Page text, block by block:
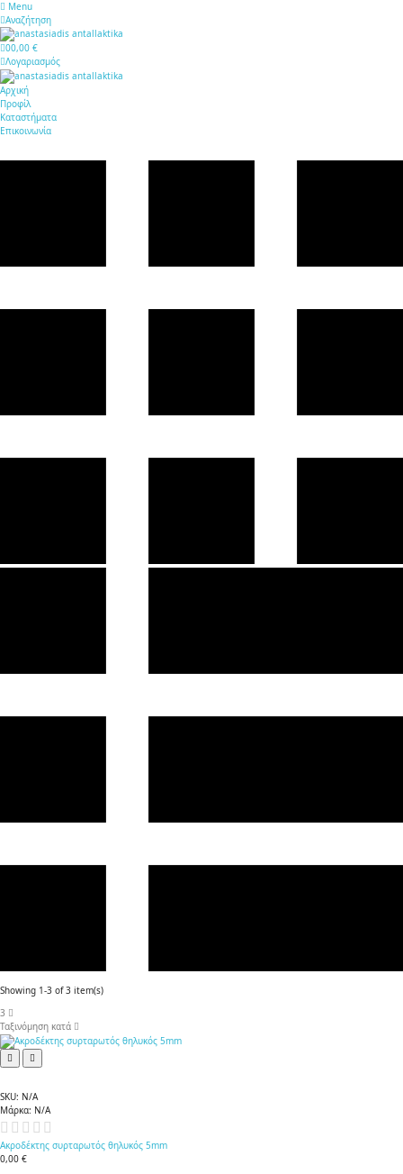
Menu
Αναζήτηση
00,00 €
Λογαριασμός
Αρχική
Προφίλ
Καταστήματα
Επικοινωνία
Showing 1-3 of 3 item(s)
3
Ταξινόμηση κατά
SKU: N/A
Μάρκα: N/A
Ακροδέκτης συρταρωτός θηλυκός 5mm
0,00 €